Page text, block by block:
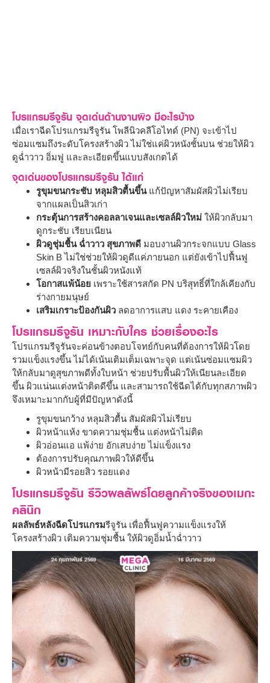
โปรแกรมรีจูรัน จุดเด่นด้านงานผิว มีอะไรบ้าง
เมื่อเราฉีดโปรแกรมรีจูรัน โพลีนิวคลีโอไทด์ (PN) จะเข้าไป
ซ่อมแซมถึงระดับโครงสร้างผิว ไม่ใช่แค่ผิวหนังชั้นบน ช่วยให้ผิว
ดูฉ่ำวาว อิ่มฟู และละเอียดขึ้นแบบสังเกตได้
จุดเด่นของโปรแกรมรีจูรัน ได้แก่
รูขุมขนกระชับ หลุมสิวตื้นขึ้นแก้ปัญหาสัมผัสผิวไม่เรียบ
จากแผลเป็นสิวเก่า
กระตุ้นการสร้างคอลลาเจนและเซลล์ผิวใหม่ ให้ผิวกลับมา
ดูกระชับ เรียบเนียน
ผิวดูชุ่มชื้น ฉ่ำวาว สุขภาพดี มอบงานผิวกระจกแบบ Glass
Skin B ไม่ใช่ช่วยให้ผิวดูดีแค่ภายนอก แต่ยังเข้าไปฟื้นฟู
เซลล์ผิวจริงในชั้นผิวหนังแท้
โอกาสแพ้น้อย เพราะใช้สารสกัด PN บริสุทธิ์ที่ใกล้เคียงกับ
ร่างกายมนุษย์
เสริมเกราะป้องกันผิว ลดอาการแสบ แดง ระคายเคือง
โปรแกรมรีจูรัน เหมาะกับใคร ช่วยเรื่องอะไร
โปรแกรมรีจูรันจะค่อนข้างตอบโจทย์กับคนที่ต้องการให้ผิวโดย
รวมแข็งแรงขึ้น ไม่ได้เน้นเติมเต็มเฉพาะจุด แต่เน้นซ่อมแซมผิว
ให้กลับมาดูสุขภาพดีทั้งใบหน้า ช่วยปรับพื้นผิวให้เนียนละเอียด
ขึ้น ผิวแน่นแต่งหน้าติดดีขึ้น และสามารถใช้ฉีดได้กับทุกสภาพผิว
จึงเหมาะมากกับผู้ที่มีปัญหาดังนี้
รูขุมขนกว้าง หลุมสิวตื้น สัมผัสผิวไม่เรียบ
ผิวหน้าแห้ง ขาดความชุ่มชื้น แต่งหน้าไม่ติด
ผิวอ่อนแอ แพ้ง่าย อักเสบง่าย ไม่แข็งแรง
ต้องการปรับคุณภาพผิวให้ดีขึ้น
ผิวหน้ามีรอยสิว รอยแดง
โปรแกรมรีจูรัน รีวิวผลลัพธ์โดยลูกค้าจริงของเมกะ
คลินิก
ผลลัพธ์หลังฉีดโปรแกรมรีจูรัน เพื่อฟื้นฟูความแข็งแรงให้
โครงสร้างผิว เติมความชุ่มชื้น ให้ผิวดูอิ่มน้ำฉ่ำวาว